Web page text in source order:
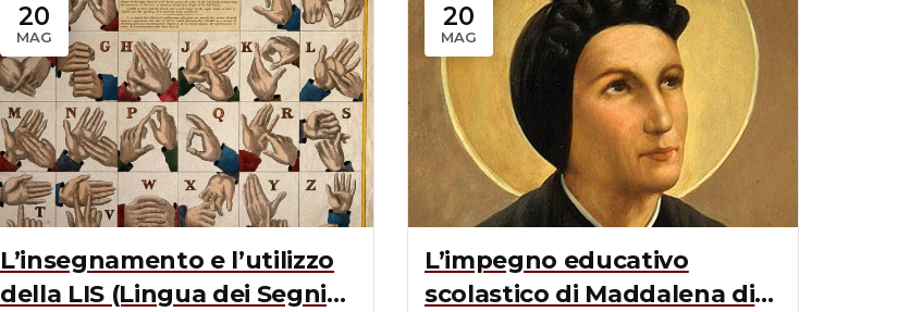
20
MAG
L’insegnamento e l’utilizzo
della LIS (Lingua dei Segni
20
MAG
L’impegno educativo
scolastico di Maddalena di